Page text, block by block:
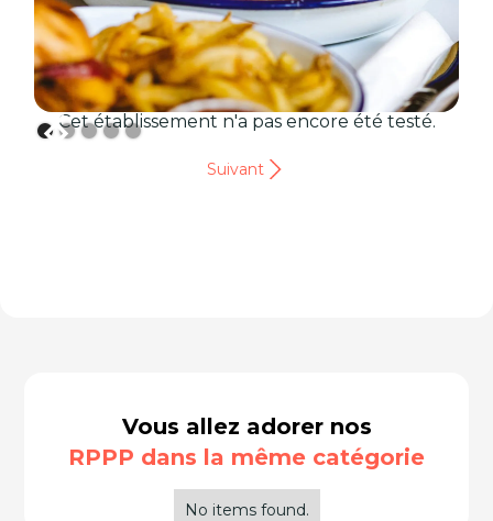
Cet établissement n'a pas encore été testé.
Suivant
Vous allez adorer nos
RPPP dans la même catégorie
No items found.